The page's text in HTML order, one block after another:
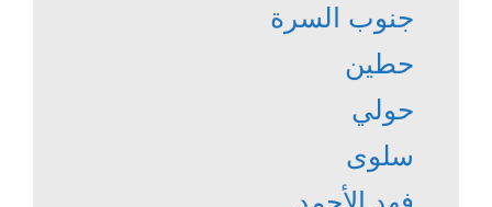
جنوب السرة
حطين
حولي
سلوى